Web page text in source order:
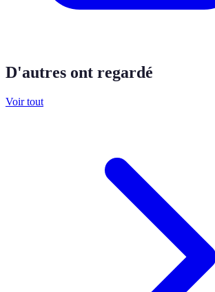
D'autres ont regardé
Voir tout